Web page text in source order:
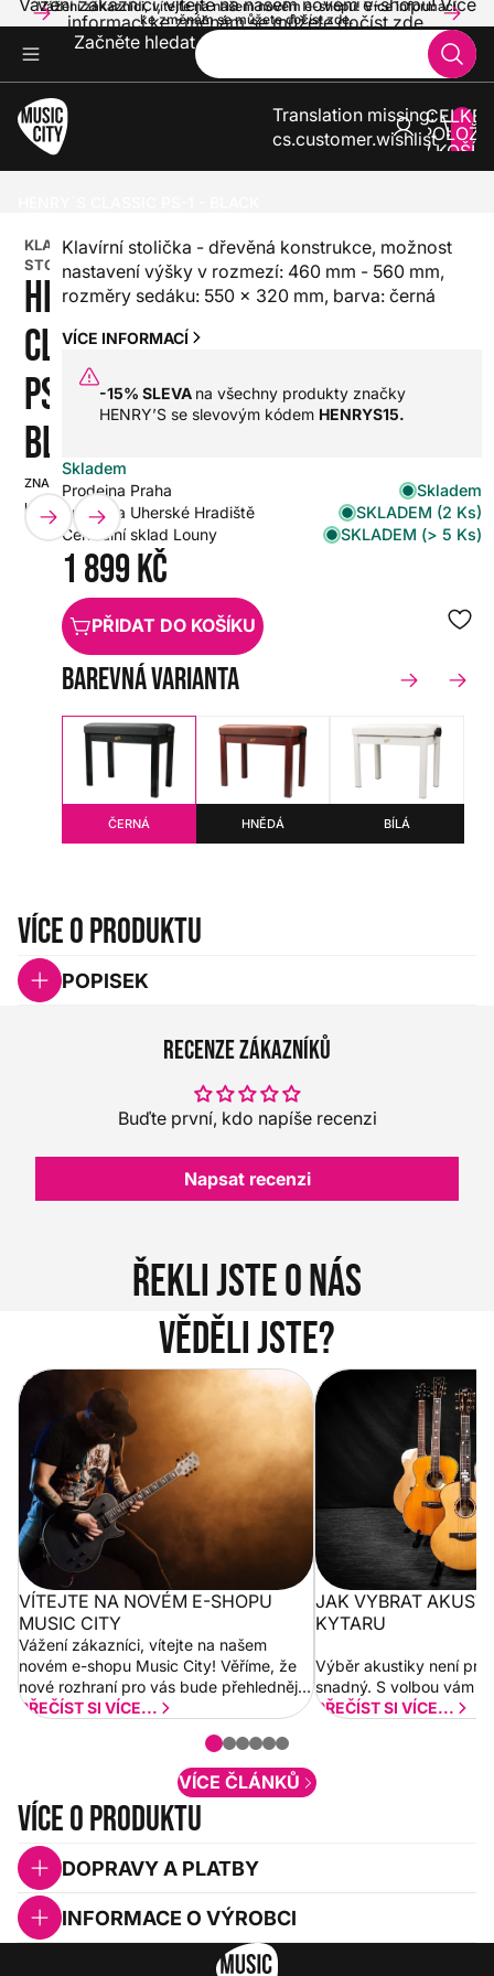
Vážení zákazníci, vítejte na našem novém e-shopu! Více informací
ke změnám se můžete dočíst zde.
Vážení zákazníci, vítejte na našem novém e-shopu! Více
informací ke změnám se můžete dočíst zde.
Začněte hledat
Translation missing:
cs.customer.wishlist
V
0
KLAVÍRNÍ
STOLIČKA
HENRY`S
CLASSIC
PS-1 -
BLACK
ZNAČKA:
HENRY'S
SKU:
HX0000000105930
Klavírní stolička - dřevěná konstrukce, možnost
nastavení výšky v rozmezí: 460 mm - 560 mm,
rozměry sedáku: 550 x 320 mm, barva: černá
VÍCE INFORMACÍ
-15% SLEVA na všechny produkty značky
HENRY’S se slevovým kódem HENRYS15.
Skladem
Prodejna Praha
Skladem
Prodejna Uherské Hradiště
SKLADEM (2 Ks)
Centrální sklad Louny
SKLADEM (> 5 Ks)
1 899 Kč
PŘIDAT DO KOŠÍKU
Barevná varianta
ČERNÁ HNĚDÁ BÍLÁ
Více o produktu
POPISEK
Recenze zákazníků
Buďte první, kdo napíše recenzi
Napsat recenzi
Řekli jste o nás
Věděli jste?
Vítejte na novém e-shopu Music
City
VÍTEJTE NA NOVÉM E-SHOPU
MUSIC CITY
Vážení zákazníci, vítejte na našem
novém e-shopu Music City! Věříme, že
nové rozhraní pro vás bude přehlednější
a rychlejší. Postupně budeme přidávat
PŘEČÍST SI VÍCE...
Jak vybrat
JAK VYBRAT
KYTARU
Výběr akustiky není pro
snadný. S volbou vám
PŘEČÍST SI VÍCE...
VÍCE ČLÁNKŮ
Více o produktu
DOPRAVY A PLATBY
INFORMACE O VÝROBCI